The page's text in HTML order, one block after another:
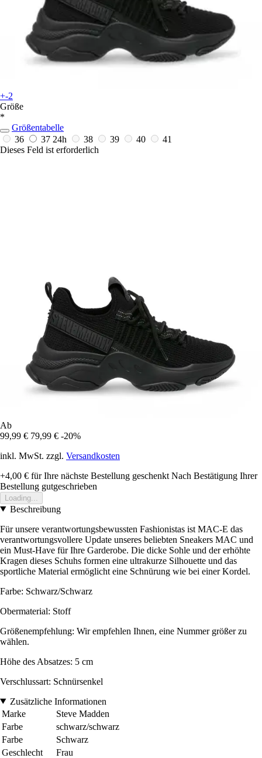
+-2
Größe
*
Größentabelle
36
37 24h 38 39 40
41
Dieses Feld ist erforderlich
Ab
99,99 € 79,99 € -20%
inkl. MwSt. zzgl. Versandkosten
+4,00 € für Ihre nächste Bestellung geschenkt Nach Bestätigung Ihrer
Bestellung gutgeschrieben
Loading...
Beschreibung
Für unsere verantwortungsbewussten Fashionistas ist MAC-E das
verantwortungsvollere Update unseres beliebten Sneakers MAC und
ein Must-Have für Ihre Garderobe. Die dicke Sohle und der erhöhte
Kragen dieses Schuhs formen eine ultrakurze Silhouette und das
sportliche Material ermöglicht eine Schnürung wie bei einer Kordel.
Farbe: Schwarz/Schwarz
Obermaterial: Stoff
Größenempfehlung: Wir empfehlen Ihnen, eine Nummer größer zu
wählen.
Höhe des Absatzes: 5 cm
Verschlussart: Schnürsenkel
Zusätzliche Informationen
Marke
Steve Madden
Farbe
schwarz/schwarz
Farbe
Schwarz
Geschlecht
Frau